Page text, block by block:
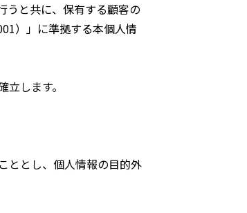
うと共に、保有する顧客の
）」に準拠する本個人情
します。
ととし、個人情報の目的外